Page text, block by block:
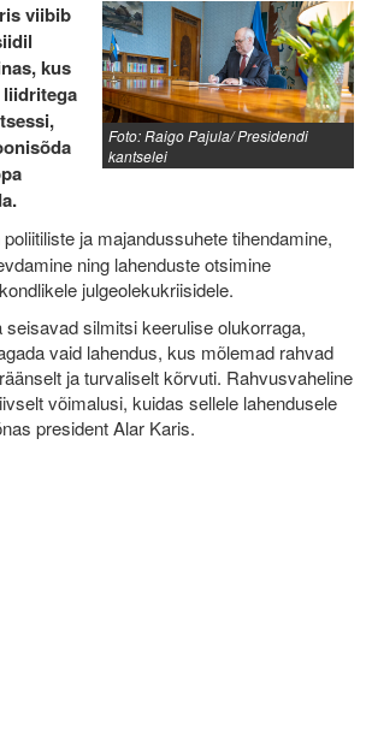
Foto: Raigo Pajula/ Presidendi
kantselei
viibib
kus
liidritega
ja majandussuhete tihendamine,
ning lahenduste otsimine
julgeolekukriisidele.
seisavad silmitsi keerulise olukorraga,
vaid lahendus, kus mõlemad rahvad
ja turvaliselt kõrvuti. Rahvusvaheline
võimalusi, kuidas sellele lahendusele
president Alar Karis.